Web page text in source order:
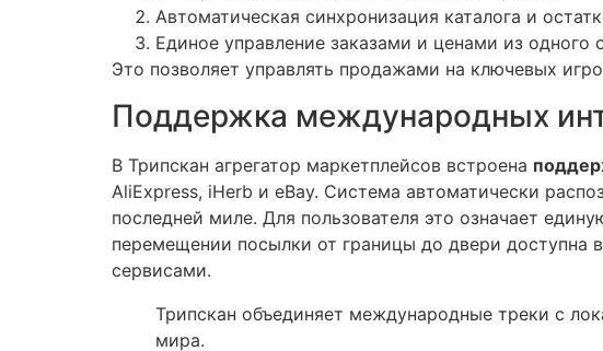
Автоматическая синхронизация каталога и
Единое управление заказами и ценами из одного
Это позволяет управлять продажами на ключевых
Поддержка международных
В Трипскан агрегатор маркетплейсов встроена
AliExpress, iHerb и eBay. Система автоматически
последней миле. Для пользователя это означает
перемещении посылки от границы до двери доступна
сервисами.
Трипскан объединяет международные треки с
мира.